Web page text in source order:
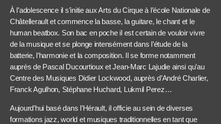
À l’adolescence il s’initie aux Arts du Cirque à l’école Nationale de
Châtellerault et commence la basse, la guitare, le chant et le
human beatbox. Son bac en poche il est certain de vouloir vivre
de la musique et se plonge intensément dans l’étude de la
batterie, l’harmonie et la composition. Il se forme notamment
auprès de Pascal Ducourtioux et Jean-Marc Lajudie ainsi qu’au
Centre des Musiques Didier Lockwood, auprès d’André Charlier,
Franck Agulhon, Stéphane Huchard, Lukmil Perez…
Aujourd’hui basé dans l’Hérault, il officie au sein de diverses
formations jazz, world et musiques traditionnelles en tant que